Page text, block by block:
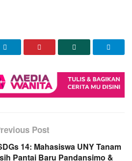
Post
14: Mahasiswa UNY Tanam
Pantai Baru Pandansimo &